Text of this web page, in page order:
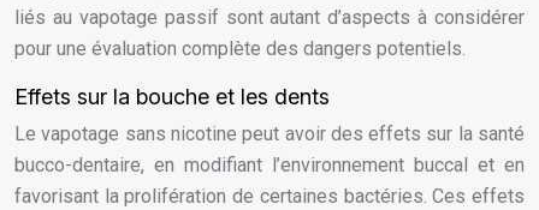
liés au vapotage passif sont autant d’aspects à considérer
pour une évaluation complète des dangers potentiels.
Effets sur la bouche et les dents
Le vapotage sans nicotine peut avoir des effets sur la santé
bucco-dentaire, en modifiant l’environnement buccal et en
favorisant la prolifération de certaines bactéries. Ces effets